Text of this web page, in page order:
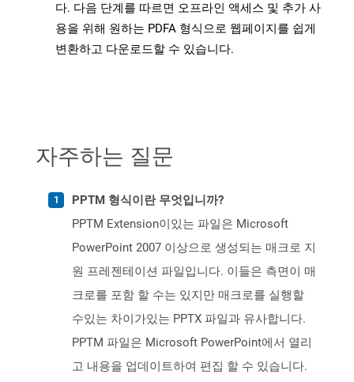
다. 다음 단계를 따르면 오프라인 액세스 및 추가 사
용을 위해 원하는 PDFA 형식으로 웹페이지를 쉽게
변환하고 다운로드할 수 있습니다.
자주하는 질문
PPTM 형식이란 무엇입니까?
PPTM Extension이있는 파일은 Microsoft
PowerPoint 2007 이상으로 생성되는 매크로 지
원 프레젠테이션 파일입니다. 이들은 측면이 매
크로를 포함 할 수는 있지만 매크로를 실행할
수있는 차이가있는 PPTX 파일과 유사합니다.
PPTM 파일은 Microsoft PowerPoint에서 열리
고 내용을 업데이트하여 편집 할 수 있습니다.